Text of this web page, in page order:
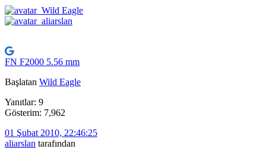
FN F2000 5.56 mm
Başlatan Wild Eagle
Yanıtlar: 9
Gösterim: 7,962
01 Şubat 2010, 22:46:25
aliarslan tarafından